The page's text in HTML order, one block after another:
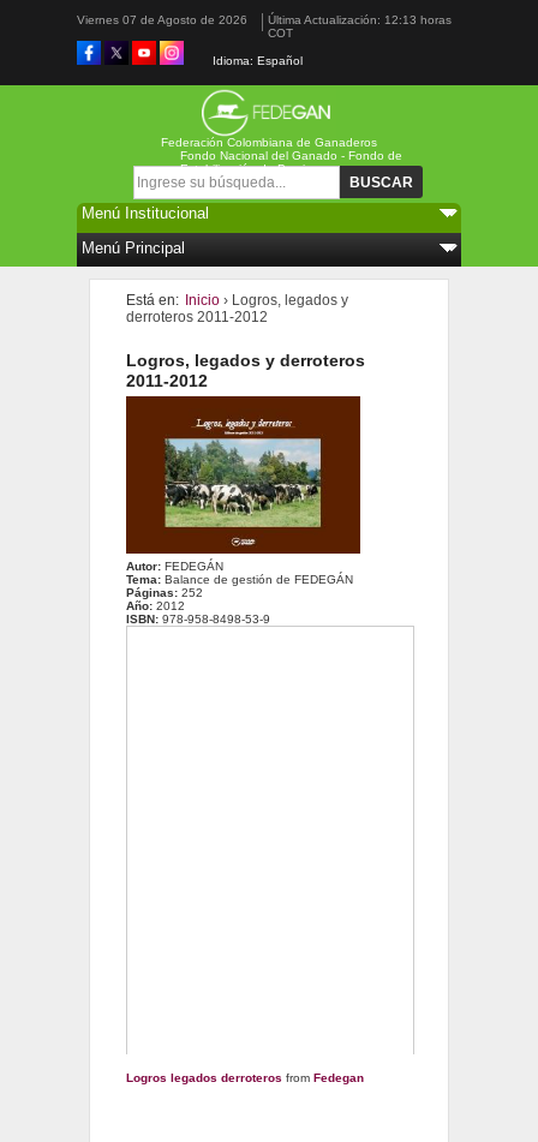
Viernes 07 de Agosto de 2026
Última Actualización: 12:13 horas
COT
Idioma: Español
Federación Colombiana de Ganaderos
Formulario de búsqueda
Fondo Nacional del Ganado - Fondo de
Estabilización de Precios
Está en: Inicio› Logros, legados y
derroteros 2011-2012
Logros, legados y derroteros
2011-2012
Autor: FEDEGÁN
Tema: Balance de gestión de FEDEGÁN
Páginas: 252
Año: 2012
ISBN: 978-958-8498-53-9
Logros legados derroteros from Fedegan